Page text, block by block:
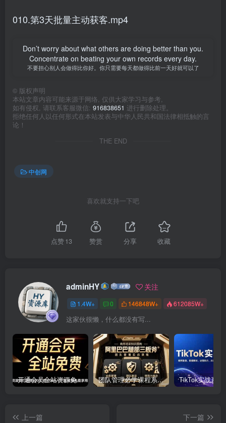
010.第3天批量主动获客.mp4
Don’t worry about what others are doing better than you.
Concentrate on beating your own records every day.
不要担心别人会做得比你好。你只需要每天都做得比前一天好就可以了
© 版权声明
本站文章内容可能来源于网络, 仅供大家学习与参考,
如有侵权, 请联系客服微信: 916838651 进行删除处理。
拒绝任何人以任何形式在本站发表与中华人民共和国法律相抵触的言
论！
THE END
中创网
喜欢就支持一下吧
点赞13 赞赏 分享 收藏
adminHY 关注
1.4W+ 0 146848W+ 612085W+
这家伙很懒，什么都没有写...
开通会员全站资源免费下载 开通VIP会员 HY资源库 团队管理必学课程系列，阿里巴巴“腿部三板斧”
上一篇
下一篇